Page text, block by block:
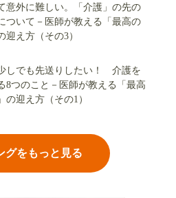
意外に難しい。「介護」の先の
ついて－医師が教える「最高の
迎え方（その3）
しでも先送りしたい！ 介護を
8つのこと－医師が教える「最高
の迎え方（その1）
グをもっと見る